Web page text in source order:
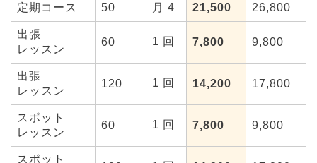
定期コース 50 月 4 21,500 26,800
出張
レッスン
60 1 回 7,800 9,800
出張
レッスン
120 1 回 14,200 17,800
スポット
レッスン
60 1 回 7,800 9,800
スポット